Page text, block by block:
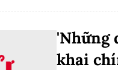
'Những
khai